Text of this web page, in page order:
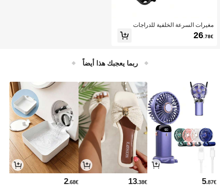
مغيرات السرعة الخلفية للدراجات
26.78€
ربما يعجبك هذا أيضاً
5.87€
13.38€
2.68€